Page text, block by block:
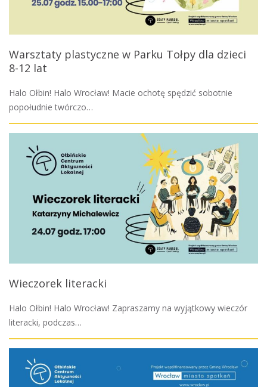
Warsztaty plastyczne w Parku Tołpy dla dzieci
8-12 lat
Halo Ołbin! Halo Wrocław! Macie ochotę spędzić sobotnie
popołudnie twórczo…
Wieczorek literacki
Halo Ołbin! Halo Wrocław! Zapraszamy na wyjątkowy wieczór
literacki, podczas…